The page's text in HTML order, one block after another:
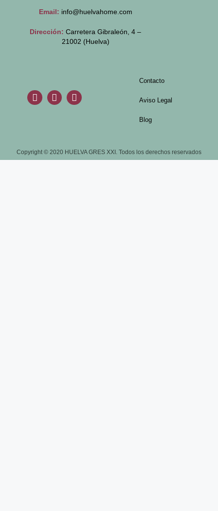
Email: info@huelvahome.com
Dirección: Carretera Gibraleón, 4 –
21002 (Huelva)
Contacto
Aviso Legal
Blog
Copyright © 2020 HUELVA GRES XXI. Todos los derechos reservados